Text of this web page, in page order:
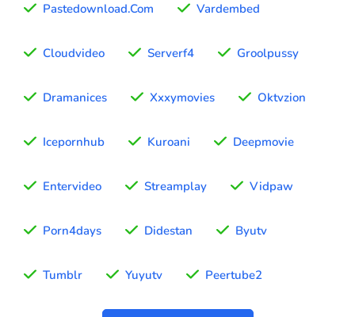
Pastedownload.Com Vardembed
Cloudvideo Serverf4 Groolpussy
Dramanices Xxxymovies Oktvzion
Icepornhub Kuroani Deepmovie
Entervideo Streamplay Vidpaw
Porn4days Didestan Byutv
Tumblr Yuyutv Peertube2